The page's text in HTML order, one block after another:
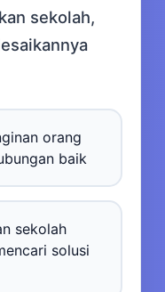
sekolah,
orang
baik
sekolah
solusi